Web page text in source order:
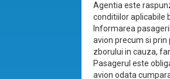
Agentia este
conditiilor aplicabile
Informarea
avion precum si
zborului in cauza,
Pasagerul este
avion odata